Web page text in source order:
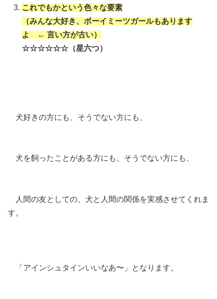
これでもかという色々な要素
（みんな大好き、ボーイミーツガールもあります
よ ← 言い方が古い）
☆☆☆☆☆☆（星六つ）
犬好きの方にも、そうでない方にも、
犬を飼ったことがある方にも、そうでない方にも、
人間の友としての、犬と人間の関係を実感させてくれま
す。
「アインシュタインいいなあ〜」となります。